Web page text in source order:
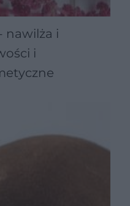
nawilża i
i